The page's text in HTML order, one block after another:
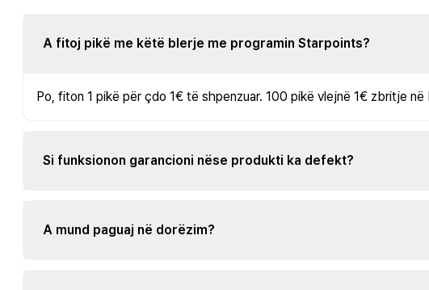
A fitoj pikë me këtë blerje me programin Starpoints?
Po, fiton 1 pikë për çdo 1€ të shpenzuar. 100 pikë vlejnë 1€ zbritje
Si funksionon garancioni nëse produkti ka defekt?
A mund paguaj në dorëzim?